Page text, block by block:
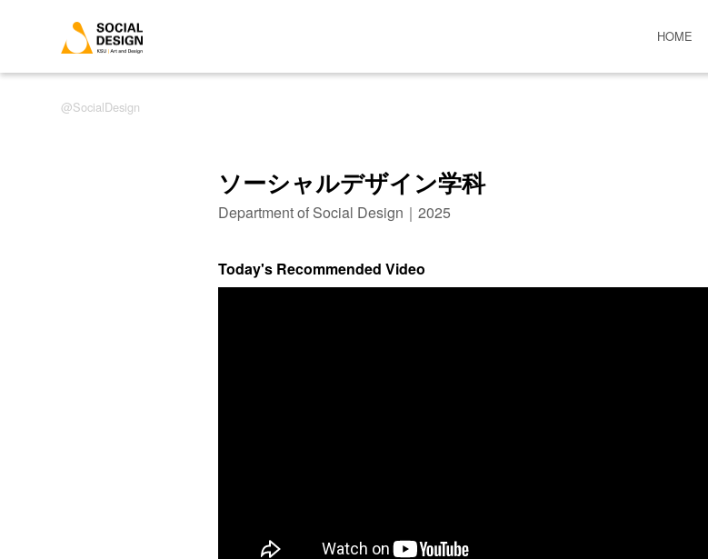
SocialDesign
HOME
ソーシャルデザイン学科
Department of Social Design｜2025
Today's Recommended Video